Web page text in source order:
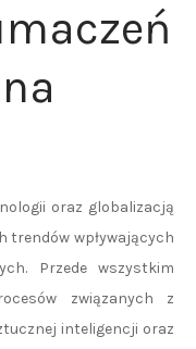
oraz globalizacją
trendów wpływających
Przede wszystkim
związanych z
inteligencji oraz